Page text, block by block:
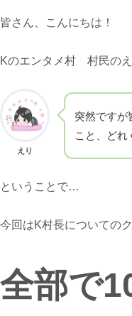
皆さん、こんにちは！
Kのエンタメ村 村民のえ
えり
突然ですが
こと、どれ
ということで…
今回はK村長についての
全部で